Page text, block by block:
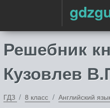
Решебник
Кузовлев
ГДЗ 8 класс Английский